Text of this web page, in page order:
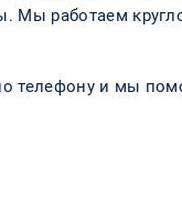
работаем
телефону и мы